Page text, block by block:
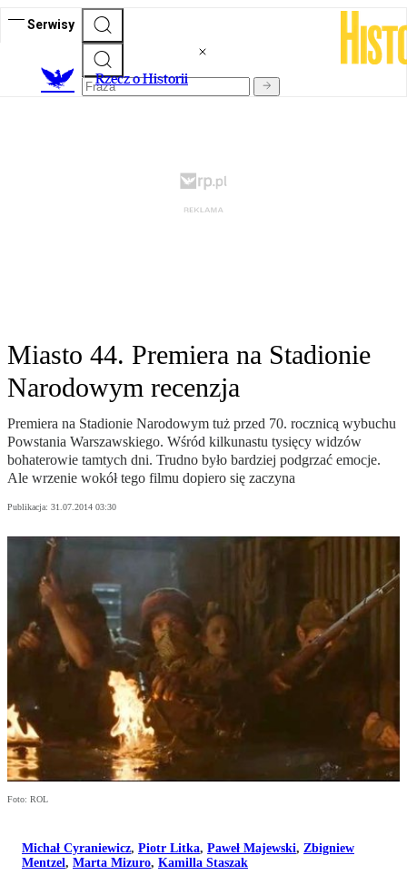
Serwisy
Rzecz o Historii
Miasto 44. Premiera na Stadionie
Narodowym recenzja
Premiera na Stadionie Narodowym tuż przed 70. rocznicą wybuchu
Powstania Warszawskiego. Wśród kilkunastu tysięcy widzów
bohaterowie tamtych dni. Trudno było bardziej podgrzać emocje.
Ale wrzenie wokół tego filmu dopiero się zaczyna
Publikacja: 31.07.2014 03:30
Foto: ROL
Michał Cyraniewicz, Piotr Litka, Paweł Majewski, Zbigniew
Mentzel, Marta Mizuro, Kamilla Staszak